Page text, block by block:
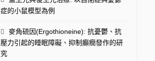
症的小鼠模型為例
麥角硫因(Ergothioneine): 抗憂鬱、抗
壓力引起的睡眠障礙、抑制癲癇發作的研
究